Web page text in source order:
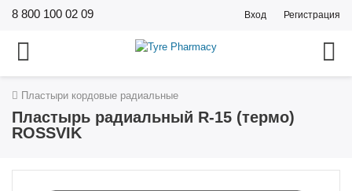
8 800 100 02 09 Вход Регистрация
Пластыри кордовые радиальные
Пластырь радиальный R-15 (термо)
ROSSVIK